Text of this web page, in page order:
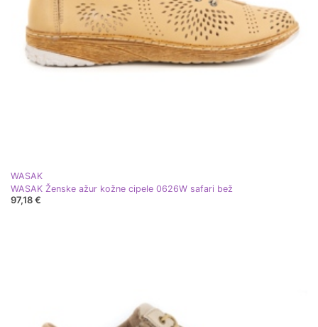
WASAK
WASAK Ženske ažur kožne cipele 0626W safari bež
97,18 €